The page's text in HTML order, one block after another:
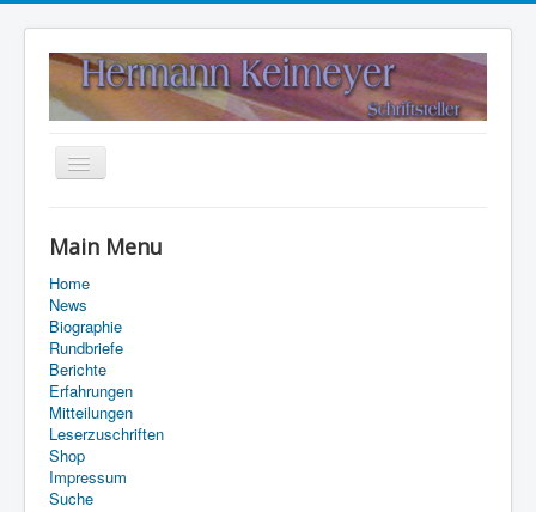
Navigation
Suche
Main Menu
Home
News
Biographie
Rundbriefe
Berichte
Erfahrungen
Mitteilungen
Leserzuschriften
Shop
Impressum
Suche